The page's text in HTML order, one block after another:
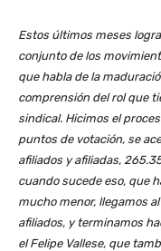
Estos últimos meses
conjunto de los
que habla de la
comprensión del rol que
sindical. Hicimos el
puntos de votación, se
afiliados y afiliadas,
cuando sucede eso, que
mucho menor, llegamos
afiliados, y terminamos
el Felipe Vallese, que